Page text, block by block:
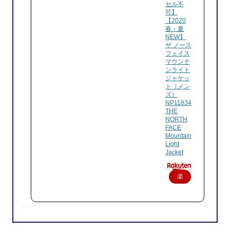
セル不
可】
【2020
春・夏
NEW】
ザ ノース
フェイス
マウンテ
ンライト
ジャケッ
ト（メン
ズ）
NP11834
THE
NORTH
FACE
Mountain
Light
Jacket
楽
で